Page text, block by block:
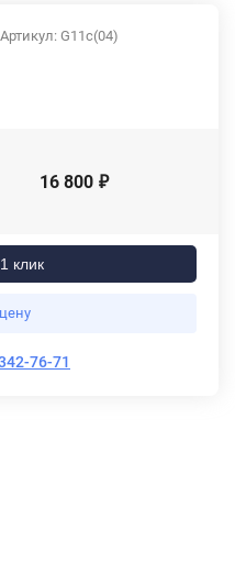
Артикул: G11c(04)
16 800 ₽
клик
76-71